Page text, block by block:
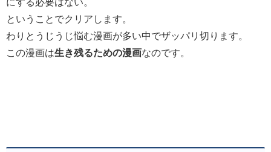
ということでクリアします。
わりとうじうじ悩む漫画が多い中でザッパリ切ります。
この漫画は生き残るための漫画なのです。